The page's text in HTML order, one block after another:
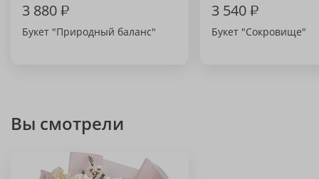
3 880₽
Букет "Природный баланс"
3 540₽
Букет "Сокровище"
Вы смотрели